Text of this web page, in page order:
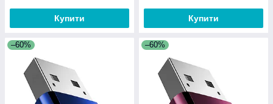
Купити Купити
–60% –60%